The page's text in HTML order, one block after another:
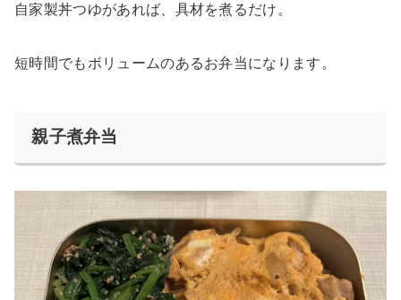
自家製丼つゆがあれば、具材を煮るだけ。
短時間でもボリュームのあるお弁当になります。
親子煮弁当